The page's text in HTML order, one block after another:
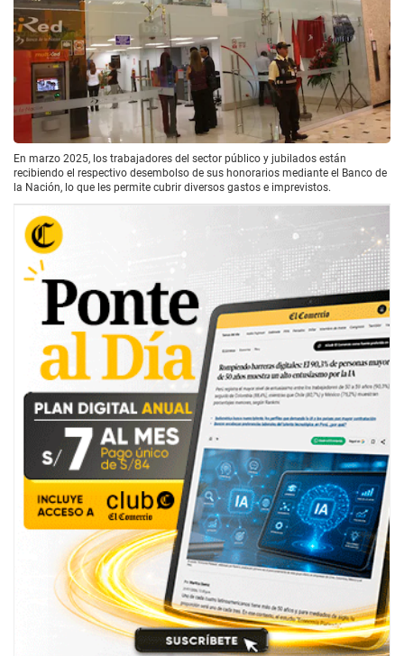
En marzo 2025, los trabajadores del sector público y jubilados están
recibiendo el respectivo desembolso de sus honorarios mediante el Banco de
la Nación, lo que les permite cubrir diversos gastos e imprevistos.